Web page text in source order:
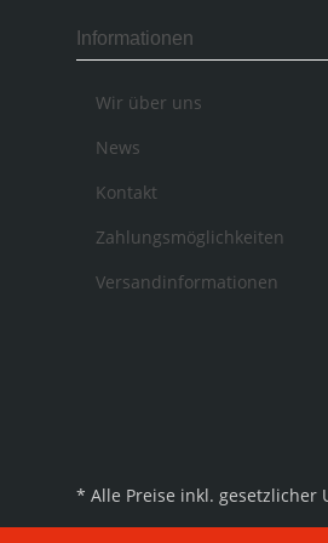
Informationen
Wir über uns
News
Kontakt
Zahlungsmöglichkeiten
Versandinformationen
* Alle Preise inkl. gesetzlicher